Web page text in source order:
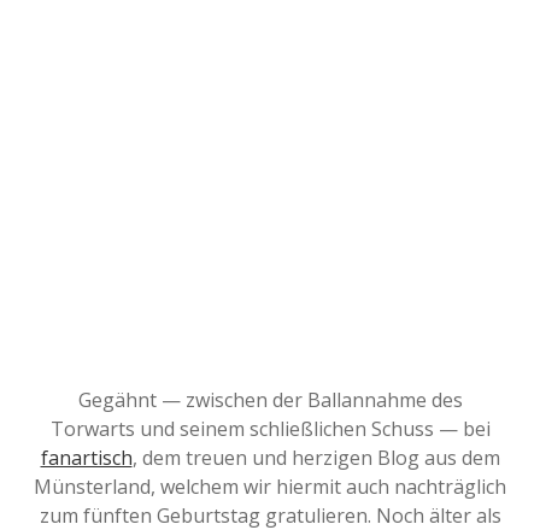
Gegähnt — zwischen der Ballannahme des
Torwarts und seinem schließlichen Schuss — bei
fanartisch, dem treuen und herzigen Blog aus dem
Münsterland, welchem wir hiermit auch nachträglich
zum fünften Geburtstag gratulieren. Noch älter als